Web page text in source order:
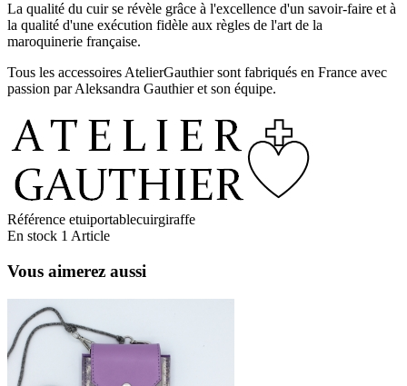
La qualité du cuir se révèle grâce à l'excellence d'un savoir-faire et à
la qualité d'une exécution fidèle aux règles de l'art de la
maroquinerie française.
Tous les accessoires AtelierGauthier sont fabriqués en France avec
passion par Aleksandra Gauthier et son équipe.
Référence etuiportablecuirgiraffe
En stock 1 Article
Vous aimerez aussi